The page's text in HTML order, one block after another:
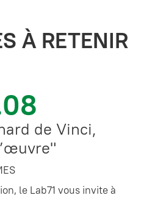
À RETENIR
de Vinci,
le Lab71 vous invite à